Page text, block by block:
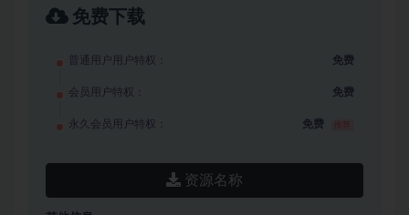
免费下载
普通用户用户特权： 免费
会员用户特权： 免费
永久会员用户特权： 免费
资源名称